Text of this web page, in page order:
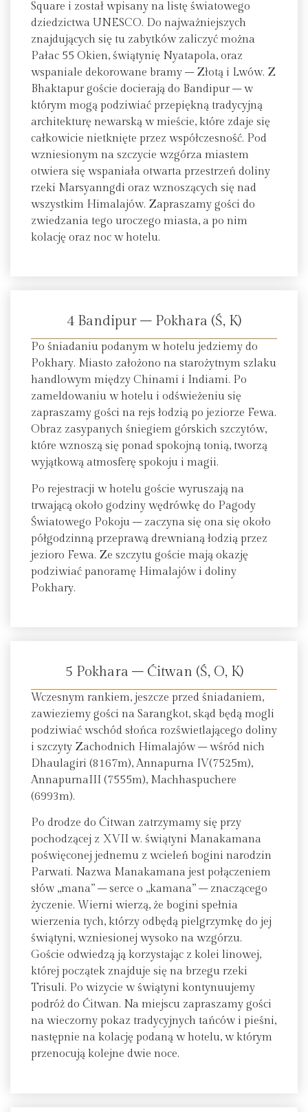
Square i został wpisany na listę światowego
dziedzictwa UNESCO. Do najważniejszych
znajdujących się tu zabytków zaliczyć można
Pałac 55 Okien, świątynię Nyatapola, oraz
wspaniale dekorowane bramy – Złotą i Lwów. Z
Bhaktapur goście docierają do Bandipur – w
którym mogą podziwiać przepiękną tradycyjną
architekturę newarską w mieście, które zdaje się
całkowicie nietknięte przez współczesność. Pod
wzniesionym na szczycie wzgórza miastem
otwiera się wspaniała otwarta przestrzeń doliny
rzeki Marsyanngdi oraz wznoszących się nad
wszystkim Himalajów. Zapraszamy gości do
zwiedzania tego uroczego miasta, a po nim
kolację oraz noc w hotelu.
4 Bandipur – Pokhara (Ś, K)
Po śniadaniu podanym w hotelu jedziemy do
Pokhary. Miasto założono na starożytnym szlaku
handlowym między Chinami i Indiami. Po
zameldowaniu w hotelu i odświeżeniu się
zapraszamy gości na rejs łodzią po jeziorze Fewa.
Obraz zasypanych śniegiem górskich szczytów,
które wznoszą się ponad spokojną tonią, tworzą
wyjątkową atmosferę spokoju i magii.
Po rejestracji w hotelu goście wyruszają na
trwającą około godziny wędrówkę do Pagody
Światowego Pokoju – zaczyna się ona się około
półgodzinną przeprawą drewnianą łodzią przez
jezioro Fewa. Ze szczytu goście mają okazję
podziwiać panoramę Himalajów i doliny
Pokhary.
5 Pokhara – Ćitwan (Ś, O, K)
Wczesnym rankiem, jeszcze przed śniadaniem,
zawieziemy gości na Sarangkot, skąd będą mogli
podziwiać wschód słońca rozświetlającego doliny
i szczyty Zachodnich Himalajów – wśród nich
Dhaulagiri (8167m), Annapurna IV(7525m),
AnnapurnaIII (7555m), Machhaspuchere
(6993m).
Po drodze do Ćitwan zatrzymamy się przy
pochodzącej z XVII w. świątyni Manakamana
poświęconej jednemu z wcieleń bogini narodzin
Parwati. Nazwa Manakamana jest połączeniem
słów „mana” – serce o „kamana” – znaczącego
życzenie. Wierni wierzą, że bogini spełnia
wierzenia tych, którzy odbędą pielgrzymkę do jej
świątyni, wzniesionej wysoko na wzgórzu.
Goście odwiedzą ją korzystając z kolei linowej,
której początek znajduje się na brzegu rzeki
Trisuli. Po wizycie w świątyni kontynuujemy
podróż do Ćitwan. Na miejscu zapraszamy gości
na wieczorny pokaz tradycyjnych tańców i pieśni,
następnie na kolację podaną w hotelu, w którym
przenocują kolejne dwie noce.